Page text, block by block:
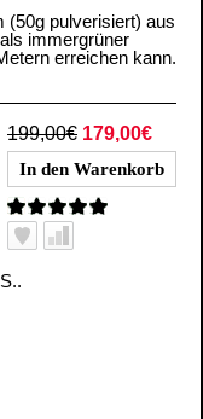
(50g pulverisiert) aus
immergrüner
erreichen kann.
199,00€ 179,00€
S..